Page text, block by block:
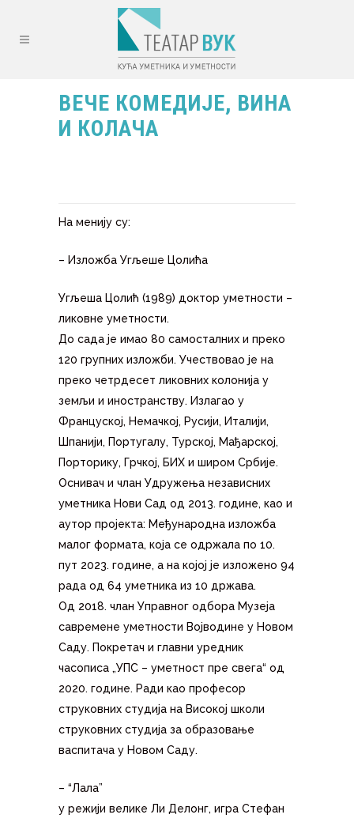
ВЕЧЕ КОМЕДИЈЕ, ВИНА
И КОЛАЧА
На менију су:
– Изложба Угљеше Цолића
Угљеша Цолић (1989) доктор уметности –
ликовне уметности.
До сада је имао 80 самосталних и преко
120 групних изложби. Учествовао је на
преко четрдесет ликовних колонија у
земљи и иностранству. Излагао у
Француској, Немачкој, Русији, Италији,
Шпанији, Португалу, Турској, Мађарској,
Порторику, Грчкој, БИХ и широм Србије.
Оснивач и члан Удружења независних
уметника Нови Сад од 2013. године, као и
аутор пројекта: Међународна изложба
малог формата, која се одржала по 10.
пут 2023. године, а на којој је изложено 94
рада од 64 уметника из 10 држава.
Од 2018. члан Управног одбора Музеја
савремене уметности Војводине у Новом
Саду. Покретач и главни уредник
часописа „УПС – уметност пре свега“ од
2020. године. Ради као професор
струковних студија на Високој школи
струковних студија за образовање
васпитача у Новом Саду.
– “Лала”
у режији велике Ли Делонг, игра Стефан